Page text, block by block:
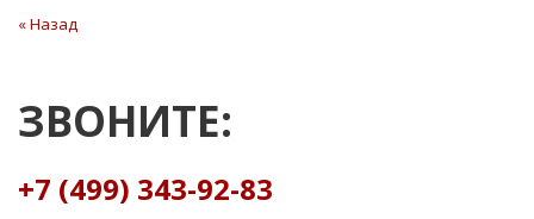
Навигация
записям
« Назад
ЗВОНИТЕ:
+7 (499) 343-92-83